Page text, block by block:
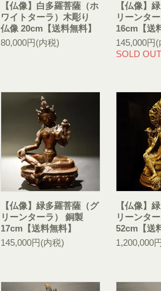
【仏像】白多羅菩薩（ホ
ワイトターラ）木彫り
仏像 20cm【送料無料】
80,000円(内税)
【仏像】
リーンタ
16cm【送
145,000円(
SOLD OUT
【仏像】緑多羅菩薩（グ
リーンターラ） 銅製
17cm【送料無料】
145,000円(内税)
【仏像】
リーンタ
52cm【送
1,200,000